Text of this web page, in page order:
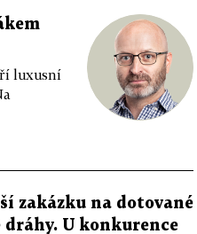
luxusní
zakázku na dotované
dráhy. U konkurence